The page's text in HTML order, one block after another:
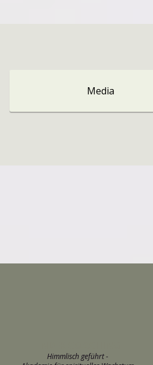
Media
Himmlisch geführt -